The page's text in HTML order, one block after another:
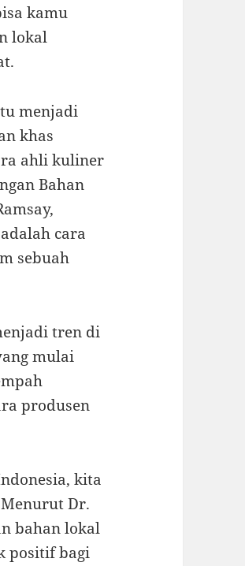
kamu
lokal
menjadi
khas
ahli kuliner
Bahan
cara
sebuah
tren di
mulai
produsen
kita
Dr.
bahan lokal
positif bagi